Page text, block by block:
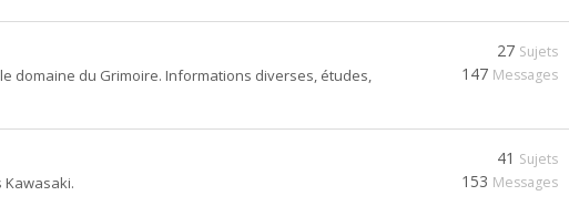
domaine du Grimoire. Informations diverses, études,
27 Sujets
147 Messages
Kawasaki.
41 Sujets
153 Messages